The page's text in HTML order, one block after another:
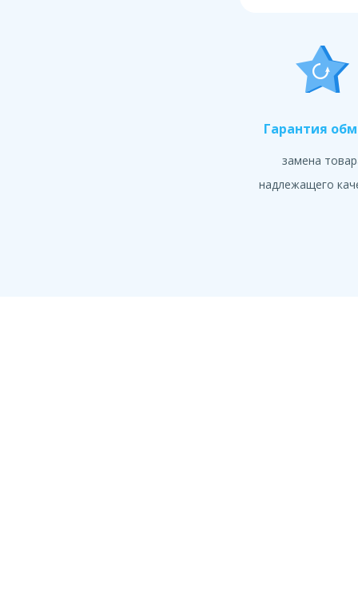
Гарантия
замена
надлежащего